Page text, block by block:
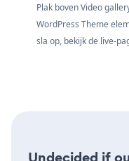
Plak boven Video
WordPress Theme
sla op, bekijk de live-